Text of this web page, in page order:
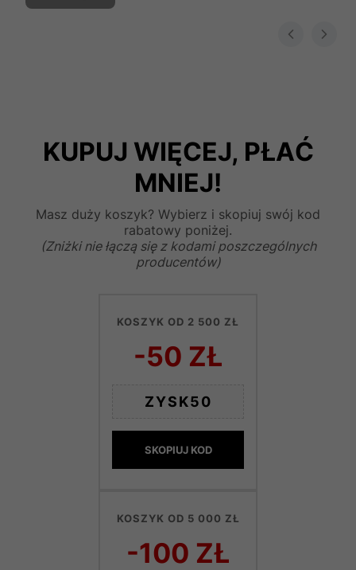
KUPUJ WIĘCEJ, PŁAĆ
MNIEJ!
Masz duży koszyk? Wybierz i skopiuj swój kod
rabatowy poniżej.
(Zniżki nie łączą się z kodami poszczególnych
producentów)
KOSZYK OD 2 500 ZŁ
-50 ZŁ
ZYSK50
SKOPIUJ KOD
KOSZYK OD 5 000 ZŁ
-100 ZŁ